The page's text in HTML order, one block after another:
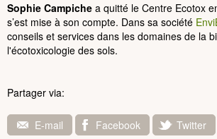
Sophie Campiche a quitté le Centre Ecotox
s’est mise à son compte. Dans sa société
conseils et services dans les domaines de la
l'écotoxicologie des sols.
Partager via:
E-mail Facebook Twitter